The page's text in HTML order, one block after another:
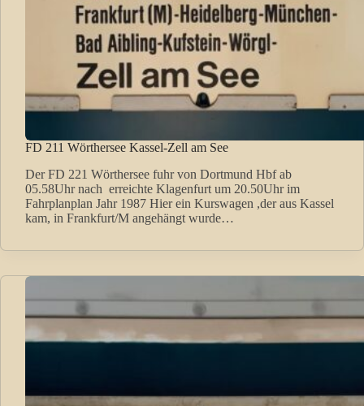
FD 211 Wörthersee Kassel-Zell am See
Der FD 221 Wörthersee fuhr von Dortmund Hbf ab
05.58Uhr nach erreichte Klagenfurt um 20.50Uhr im
Fahrplanplan Jahr 1987 Hier ein Kurswagen ,der aus Kassel
kam, in Frankfurt/M angehängt wurde…